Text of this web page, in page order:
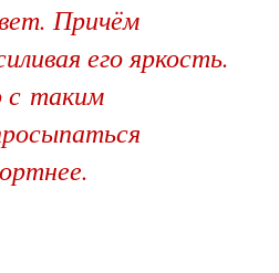
Причём
его яркость.
с таким